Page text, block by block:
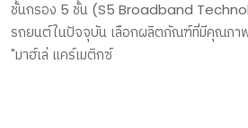
ชั้นกรอง 5 ชั้น (S5 Broadband
รถยนต์ในปัจจุบัน เลือกผลิตภัณฑ์ที่มีคุณภา
"มาฮ์เล่ แคร์เมติกซ์